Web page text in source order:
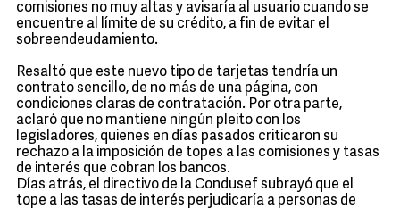
comisiones no muy altas y avisaría al usuario cuando se
encuentre al límite de su crédito, a fin de evitar el
sobreendeudamiento.
Resaltó que este nuevo tipo de tarjetas tendría un
contrato sencillo, de no más de una página, con
condiciones claras de contratación. Por otra parte,
aclaró que no mantiene ningún pleito con los
legisladores, quienes en días pasados criticaron su
rechazo a la imposición de topes a las comisiones y tasas
de interés que cobran los bancos.
Días atrás, el directivo de la Condusef subrayó que el
tope a las tasas de interés perjudicaría a personas de